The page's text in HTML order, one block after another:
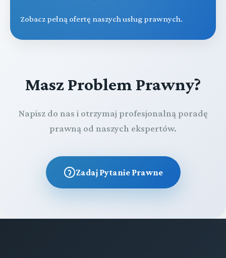
Zobacz pełną ofertę naszych usług prawnych.
Masz Problem Prawny?
Napisz do nas i otrzymaj profesjonalną poradę
prawną od naszych ekspertów.
Zadaj Pytanie Prawne